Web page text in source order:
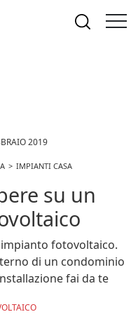
2019
IMPIANTI CASA
su un
fotovoltaico.
di un condominio
fai da te